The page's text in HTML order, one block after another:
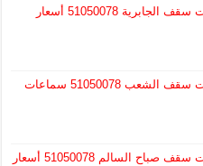
فني تركيب سماعات سقف الجابرية 51050078 أسعار
فني تركيب سماعات سقف الشعب 51050078 سماعات
فني تركيب سماعات سقف صباح السالم 51050078 أسعار